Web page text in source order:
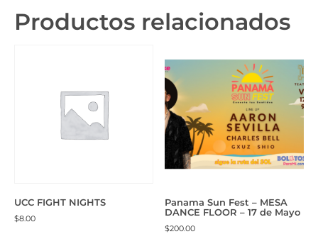
Productos relacionados
UCC FIGHT NIGHTS
$8.00
Panama Sun Fest – MESA
DANCE FLOOR – 17 de Mayo
$200.00